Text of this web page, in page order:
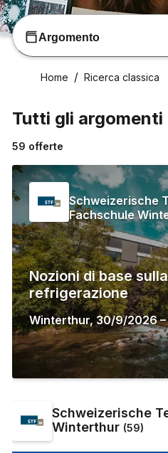
Argomento
Home Ricerca classica
Tutti gli argomenti
59 offerte
Schweizerische
Fachschule
Nozioni di base
refrigerazione
Winterthur, 30/9/2026–
Schweizerische
Winterthur (59)